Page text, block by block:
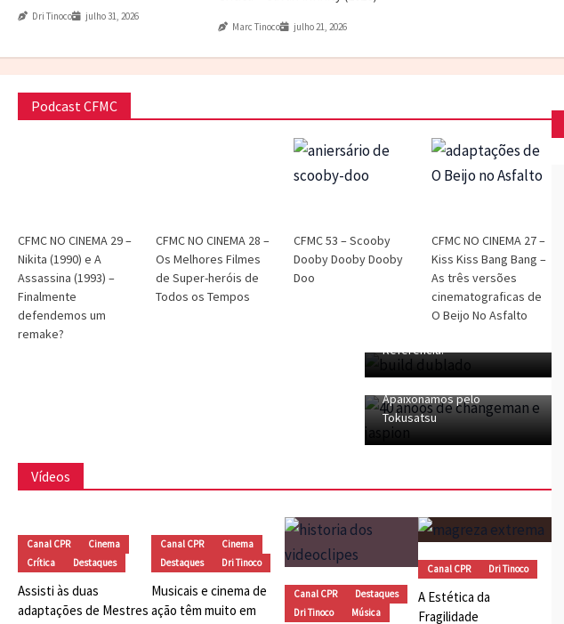
Dri Tinoco julho 31, 2026
Marc Tinoco julho 21, 2026
Podcast CFMC
CFMC NO CINEMA 29 –
Nikita (1990) e A
Assassina (1993) –
Finalmente
defendemos um
remake?
CFMC NO CINEMA 28 –
Os Melhores Filmes
de Super-heróis de
Todos os Tempos
CFMC 53 – Scooby
Dooby Dooby Dooby
Doo
CFMC NO CINEMA 27 –
Kiss Kiss Bang Bang –
As três versões
cinematograficas de
O Beijo No Asfalto
CFMC NO CINEMA 29 – Nikita
Finalmente defendemos um
remake?
Dri Tinoco dezembro 6, 2025
CFMC SESSÃO TOKUSATSU
04 – Dublagem Privada de
Kamen Rider Build e Maldito
Refêrencia!
03 – 40 Anos de Changeman
e Jaspion ou Como nos
Apaixonamos pelo
Tokusatsu
Vídeos
Canal CPR
Cinema
Crítica
Destaques
Assisti às duas
adaptações de Mestres
Canal CPR
Cinema
Destaques
Dri Tinoco
Musicais e cinema de
ação têm muito em
Canal CPR
Destaques
Dri Tinoco
Música
Canal CPR Dri Tinoco
A Estética da
Fragilidade